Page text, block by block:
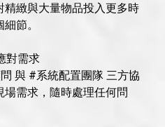
緻與大量物品投入更多時
節。
對需求
與 #系統配置團隊 三方協
需求，隨時處理任何問